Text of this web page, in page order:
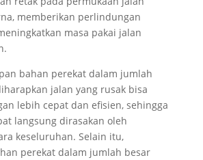
memberikan perlindungan
masa pakai jalan
bahan perekat dalam jumlah
jalan yang rusak bisa
lebih cepat dan efisien, sehingga
langsung dirasakan oleh
keseluruhan. Selain itu,
perekat dalam jumlah besar